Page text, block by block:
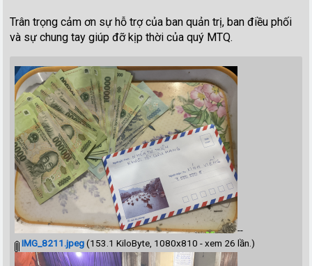
Trân trọng cảm ơn sự hỗ trợ của ban quản trị, ban điều phối
và sự chung tay giúp đỡ kịp thời của quý MTQ.
--
IMG_8211.jpeg(153.1 KiloByte, 1080x810 - xem 26 lần.)